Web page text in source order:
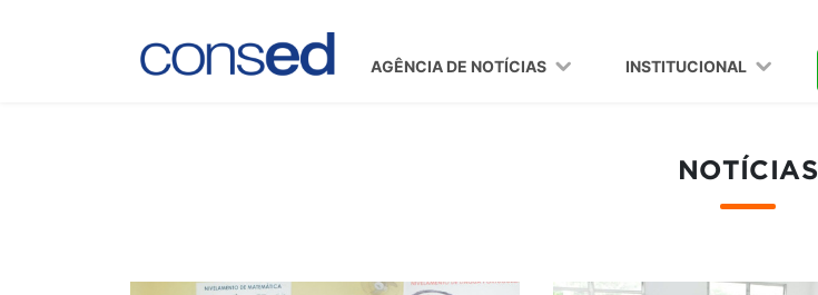
AGÊNCIA DE NOTÍCIAS INSTITUCIONAL
NOTÍCIAS